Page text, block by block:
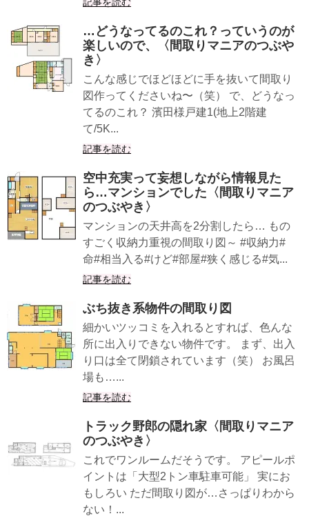
…どうなってるのこれ？っていうのが
楽しいので、〈間取りマニアのつぶや
き〉
こんな感じでほどほどに手を抜いて間取り
図作ってくださいね〜（笑） で、どうなっ
てるのこれ？ 濱田様戸建1(地上2階建
て/5K...
記事を読む
空中充実って妄想しながら情報見た
ら…マンションでした〈間取りマニア
のつぶやき〉
マンションの天井高を2分割したら… もの
すごく収納力重視の間取り図～ #収納力#
命#相当入る#けど#部屋#狭く感じる#気...
記事を読む
ぶち抜き系物件の間取り図
細かいツッコミを入れるとすれば、色んな
所に出入りできない物件です。 まず、出入
り口は全て閉鎖されています（笑） お風呂
場も…...
記事を読む
トラック野郎の隠れ家〈間取りマニア
のつぶやき〉
これでワンルームだそうです。 アピールポ
イントは「大型2トン車駐車可能」 実にお
もしろい ただ間取り図が…さっぱりわから
ない！...